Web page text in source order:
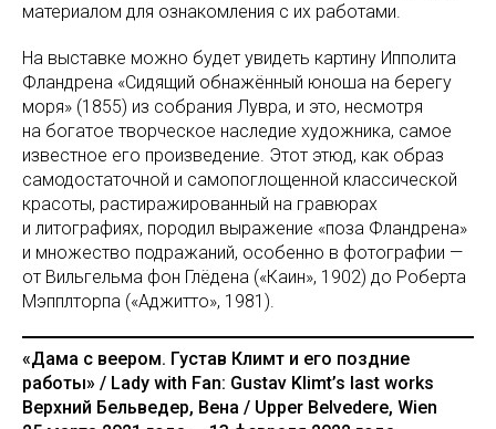
материалом для ознакомления с их работами.
На выставке можно будет увидеть картину Ипполита
Фландрена «Сидящий обнажённый юноша на берегу
моря» (1855) из собрания Лувра, и это, несмотря
на богатое творческое наследие художника, самое
известное его произведение. Этот этюд, как образ
самодостаточной и самопоглощенной классической
красоты, растиражированный на гравюрах
и литографиях, породил выражение «поза Фландрена»
и множество подражаний, особенно в фотографии —
от Вильгельма фон Глёдена («Каин», 1902) до Роберта
Мэпплторпа («Аджитто», 1981).
«Дама с веером. Густав Климт и его поздние
работы» / Lady with Fan: Gustav Klimt’s last works
Верхний Бельведер, Вена / Upper Belvedere, Wien